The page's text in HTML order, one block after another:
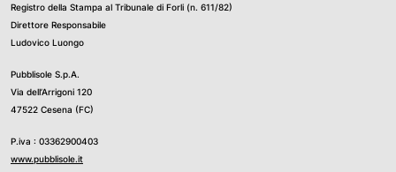
Registro della Stampa al Tribunale di Forli (n. 611/82)
Direttore Responsabile
Ludovico Luongo
Pubblisole S.p.A.
Via dell’Arrigoni 120
47522 Cesena (FC)
P.iva : 03362900403
www.pubblisole.it